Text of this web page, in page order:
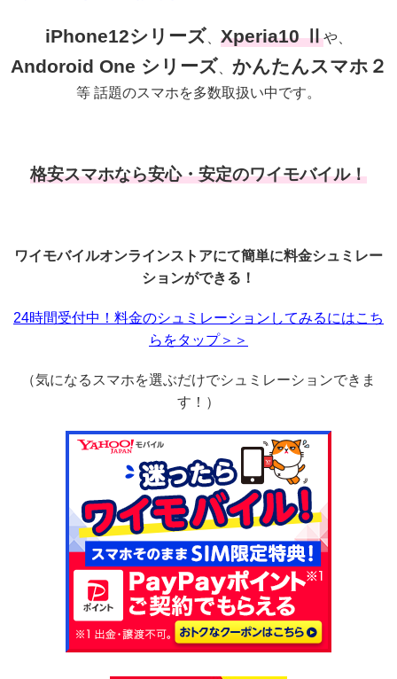
iPhone12シリーズ、 Xperia10 Ⅱや、
Andoroid One シリーズ、 かんたんスマホ２
等 話題のスマホを多数取扱い中です。
格安スマホなら安心・安定のワイモバイル！
ワイモバイルオンラインストアにて簡単に料金シュミレー
ションができる！
24時間受付中！料金のシュミレーションしてみるにはこち
らをタップ＞＞
（気になるスマホを選ぶだけでシュミレーションできま
す！）